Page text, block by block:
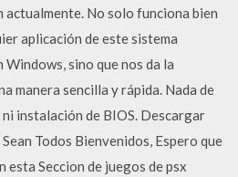
actualmente. No solo funciona bien
aplicación de este sistema
sino que nos da la
manera sencilla y rápida. Nada de
instalación de BIOS. Descargar
Todos Bienvenidos, Espero que
esta Seccion de juegos de psx